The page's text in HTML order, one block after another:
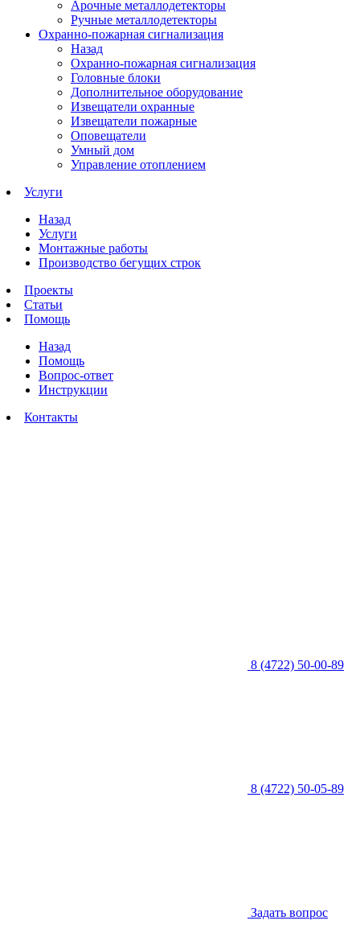
Арочные металлодетекторы
Ручные металлодетекторы
Охранно-пожарная сигнализация
Назад
Охранно-пожарная сигнализация
Головные блоки
Дополнительное оборудование
Извещатели охранные
Извещатели пожарные
Оповещатели
Умный дом
Управление отоплением
Услуги
Назад
Услуги
Монтажные работы
Производство бегущих строк
Проекты
Статьи
Помощь
Назад
Помощь
Вопрос-ответ
Инструкции
Контакты
8 (4722) 50-00-89
8 (4722) 50-05-89
Задать вопрос